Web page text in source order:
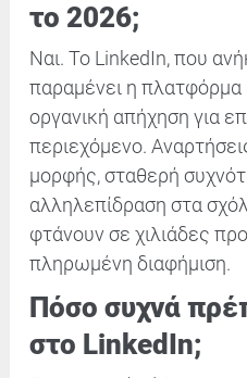
το 2026;
Ναι. Το LinkedIn, που
παραμένει η
οργανική απήχηση για
περιεχόμενο.
μορφής, σταθερή
αλληλεπίδραση στα
φτάνουν σε χιλιάδες
πληρωμένη διαφήμιση.
Πόσο συχνά
στο LinkedIn;